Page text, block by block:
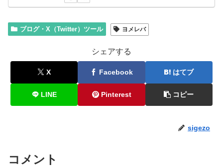
ブログ・X（Twitter）ツール ヨメレバ
シェアする
X Facebook はてブ
LINE Pinterest コピー
sigezo
コメント